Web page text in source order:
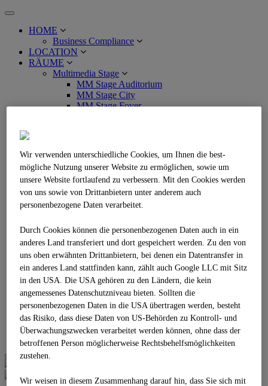
Toggle
navigation
HOME
Business Compliance
LOCATION
RÄUME
Multimedia Stage
MM Stage Auditorium
MM Stage City
MM Stage Foyer
Sky Stage
Sky Stage Point
Sky Stage Mini
Sky Stage Maxi
Sky Stage Bar
Business Stage
Business Stage Übersicht
Business Stage 1.1
Business Stage 1.2
Business Stage 1.3
Business Stage 1.4
REFERENZEN
PARTNER
KONTAKT
Wir verwenden unterschiedliche Cookies, um Ihnen die best­
mögliche Nutzung unserer Website zu ermöglichen, sowie um
unsere Website fortlaufend zu verbessern. Mit den Cookies werden
von uns sowie von Drittanbietern unter anderem auch
personenbezogene Daten verarbeitet.
Durch Cookies können die personenbezogenen Daten auch in ein
anderes Land transferiert und dort gespeichert werden. Zu den von
uns oben erwähnten Drittanbietern, bei denen ein Datentransfer in
ein anderes Land stattfinden kann, zählt auch Google LLC mit Sitz
in den USA. Die USA gehören zu den Ländern, die kein
angemessenes Datenschutzniveau bieten. Sollten die
personenbezogenen Daten in die USA übertragen werden, besteht
das Risiko, dass diese Daten von US-Behörden zu Kontroll- und
Überwachungszwecken verarbeitet werden können, ohne dass der
betroffenen Person möglicherweise Rechtsbehelfsmöglichkeiten
zustehen.
Wir weisen in diesem Zusammenhang darauf hin, dass Sie sich mit